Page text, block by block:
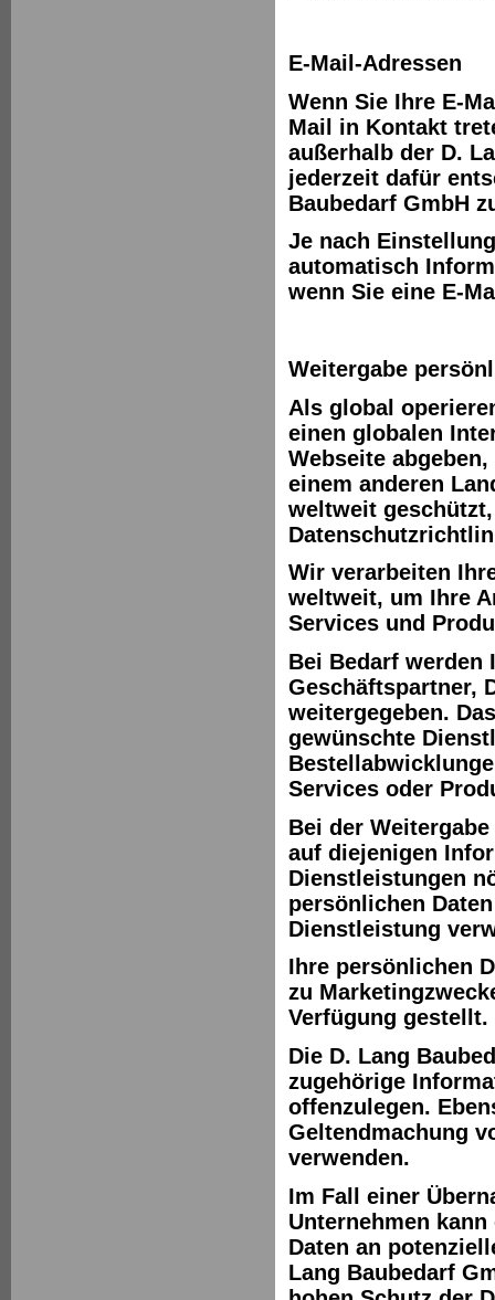
E-Mail-Adressen
Wenn Sie Ihre E-
Mail in Kontakt
außerhalb der D.
jederzeit dafür
Baubedarf GmbH
Je nach
automatisch
wenn Sie eine E-
Weitergabe
Als global
einen globalen
Webseite
einem anderen
weltweit
Wir verarbeiten
weltweit, um Ihre
Services und
Bei Bedarf werden
Geschäftspartner,
weitergegeben.
gewünschte
Services oder
Bei der
auf diejenigen
Dienstleistungen
persönlichen
Dienstleistung
Ihre persönlichen
zu
Verfügung gestellt.
Die D. Lang
zugehörige
offenzulegen.
Geltendmachung
verwenden.
Im Fall einer
Unternehmen
Daten an
Lang Baubedarf